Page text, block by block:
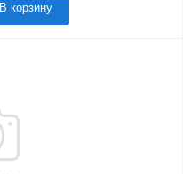
В корзину